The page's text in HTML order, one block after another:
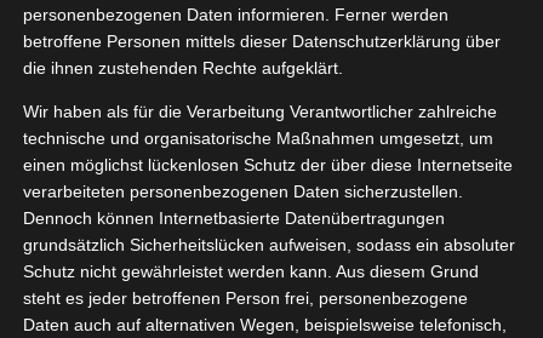
Weiterlesen
personenbezogenen Daten informieren. Ferner werden
betroffene Personen mittels dieser Datenschutzerklärung über
die ihnen zustehenden Rechte aufgeklärt.
Wir haben als für die Verarbeitung Verantwortlicher zahlreiche
technische und organisatorische Maßnahmen umgesetzt, um
einen möglichst lückenlosen Schutz der über diese Internetseite
verarbeiteten personenbezogenen Daten sicherzustellen.
Dennoch können Internetbasierte Datenübertragungen
grundsätzlich Sicherheitslücken aufweisen, sodass ein absoluter
Schutz nicht gewährleistet werden kann. Aus diesem Grund
steht es jeder betroffenen Person frei, personenbezogene
Daten auch auf alternativen Wegen, beispielsweise telefonisch,